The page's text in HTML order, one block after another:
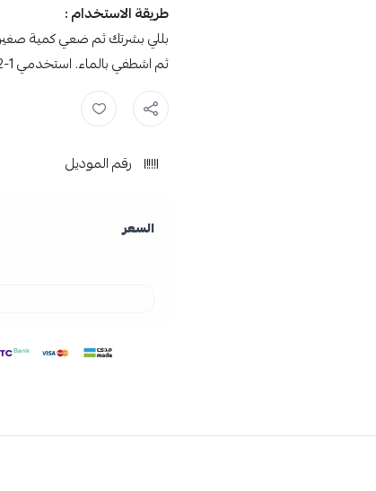
طريقة الاستخدام :
بللي بشرتك ثم ضعي كمية
ثم اشطفي بالماء. استخدمي 1-2 مرات أسبوعيًا لبشرة مشرقة
نيفيا , مقشر ,
رقم الموديل
السعر